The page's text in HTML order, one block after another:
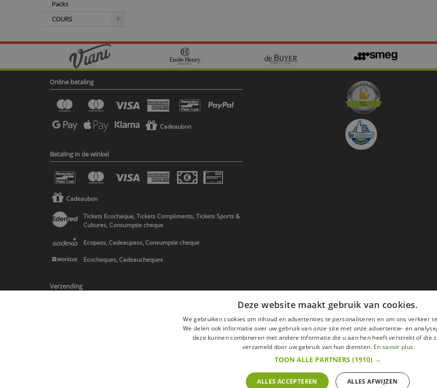
Packs
COURS
Online betaling
Cadeaubon
Betaling in de winkel
Cadeaubon
Tickets Ecocheque, Tickets Compliments, Tickets Sports &
Cultures, Consumptie cheque
Ecopass, Cadeaupass, Consumptie cheque
Ecocheques, Cadeaucheques
Verzending
Wettelijke vermeldingen withdrawal
Deze website maakt gebruik van cookies.
We gebruiken cookies om inhoud en advertenties te personaliseren en om ons verkeer
We delen ook informatie over uw gebruik van onze site met onze advertentie- en
deze kunnen combineren met andere informatie die u aan hen heeft verstrekt of die
verzameld door uw gebruik van hun diensten. En savoir plus
TOON ALLE PARTNERS (1910) →
ALLES ACCEPTEREN ALLES AFWIJZEN